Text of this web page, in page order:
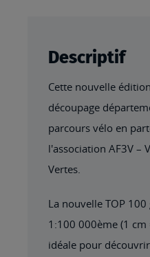
Descriptif
Cette nouvelle
découpage
parcours vélo en
l'association AF3V –
Vertes.
La nouvelle TOP
1:100 000ème (1
idéale pour